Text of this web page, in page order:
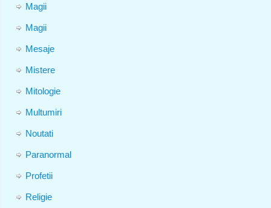
Magii
Magii
Mesaje
Mistere
Mitologie
Multumiri
Noutati
Paranormal
Profetii
Religie